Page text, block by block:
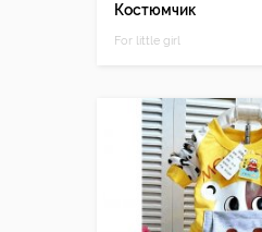
Костюмчик
For little girl